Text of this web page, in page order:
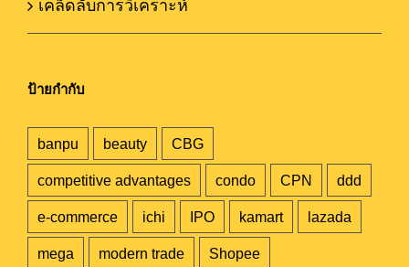
เคล็ดลับการวิเคราะห์
ป้ายกำกับ
banpu beauty CBG
competitive advantages condo CPN ddd
e-commerce ichi IPO kamart lazada
mega modern trade Shopee